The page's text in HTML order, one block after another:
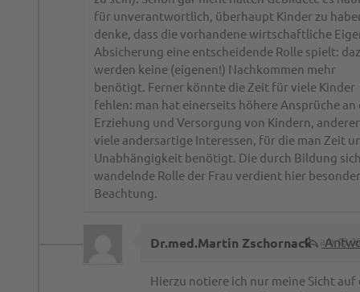
für unverantwortlich, überhaupt Kinder zu
denke, dass die vorhandene wirtschaftliche
Absicherung eine entscheidende Rolle spielt:
werden keine (eigenen!) Nachkommen mehr
benötigt. Ferner könnte die Zeit für viele Kinder
fehlen: man hat einerseits höhere Ansprüche an
Erziehung und Versorgung von Kindern,
viele andersartige Interessen, für die man Zeit
Unabhängigkeit benötigt. Die durch Bildung
wandelnde Rolle der Frau verdient hier
Beachtung.
Dr.med.Martin Zschornack am
Hierzu notiere ich nur meine Sicht auf